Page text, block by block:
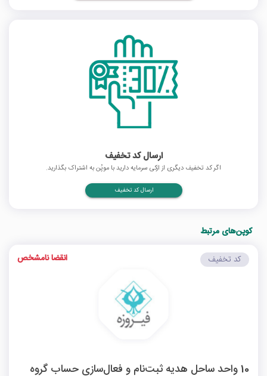
ارسال کد تخفیف
اگر کد تخفیف دیگری از ازکی سرمایه دارید با موپُن به اشتراک بگذارید.
ارسال کد تخفیف
کوپن‌های مرتبط
10 واحد ساحل هدیه ثبت‌نام و فعال‌سازی حساب گروه
کد تخفیف انقضا نامشخص